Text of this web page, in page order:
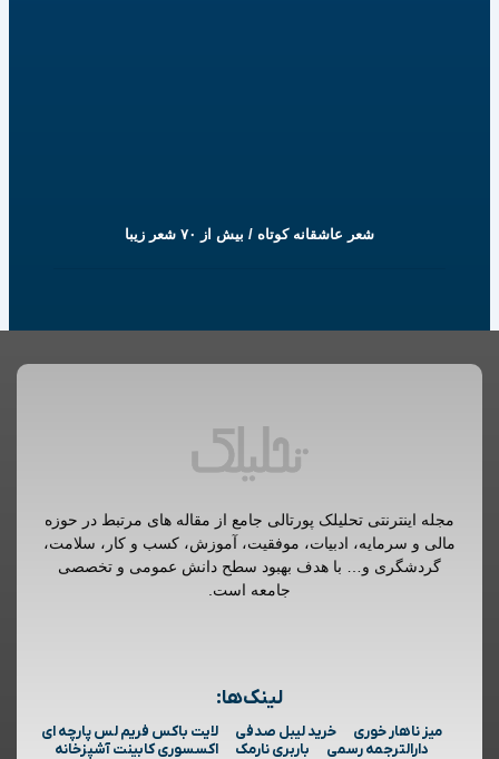
شعر عاشقانه کوتاه / بیش از ۷۰ شعر زیبا
مجله اینترنتی تحلیلک پورتالی جامع از مقاله های مرتبط در حوزه
مالی و سرمایه، ادبیات، موفقیت، آموزش، کسب و کار، سلامت،
گردشگری و… با هدف بهبود سطح دانش عمومی و تخصصی
جامعه است.
لینک‌ها:
میز ناهار خوری خرید لیبل صدفی
لایت باکس فریم لس پارچه ای
دارالترجمه رسمی
باربری نارمک اکسسوری کابینت آشپزخانه